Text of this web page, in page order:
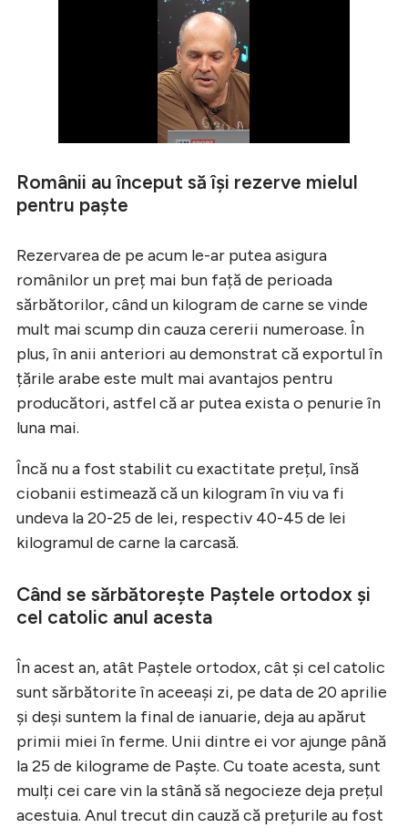
Românii au început să își rezerve mielul
pentru paște
Rezervarea de pe acum le-ar putea asigura
românilor un preț mai bun față de perioada
sărbătorilor, când un kilogram de carne se vinde
mult mai scump din cauza cererii numeroase. În
plus, în anii anteriori au demonstrat că exportul în
țările arabe este mult mai avantajos pentru
producători, astfel că ar putea exista o penurie în
luna mai.
Încă nu a fost stabilit cu exactitate prețul, însă
ciobanii estimează că un kilogram în viu va fi
undeva la 20-25 de lei, respectiv 40-45 de lei
kilogramul de carne la carcasă.
Când se sărbătorește Paștele ortodox și
cel catolic anul acesta
În acest an, atât Paștele ortodox, cât și cel catolic
sunt sărbătorite în aceeași zi, pe data de 20 aprilie
și deși suntem la final de ianuarie, deja au apărut
primii miei în ferme. Unii dintre ei vor ajunge până
la 25 de kilograme de Paște. Cu toate acesta, sunt
mulți cei care vin la stână să negocieze deja prețul
acestuia. Anul trecut din cauză că prețurile au fost